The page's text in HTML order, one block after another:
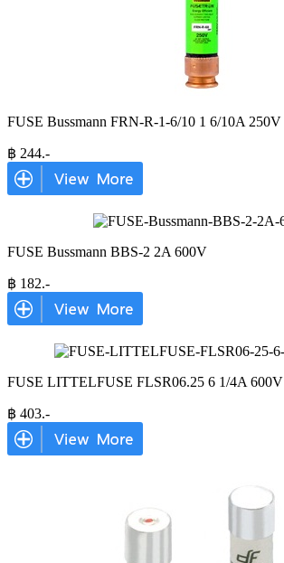
FUSE Bussmann FRN-R-1-6/10 1 6/10A 250V
฿ 244.-
FUSE Bussmann BBS-2 2A 600V
฿ 182.-
FUSE LITTELFUSE FLSR06.25 6 1/4A 600V
฿ 403.-